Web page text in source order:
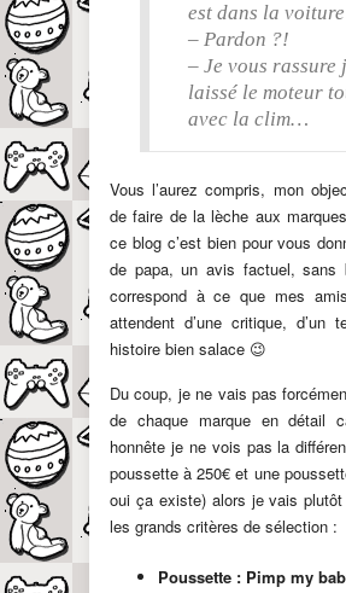
est dans la
– Pardon ?!
– Je vous rassure
laissé le moteur
avec la clim…
Vous l’aurez compris, mon
de faire de la lèche aux
ce blog c’est bien pour vous
de papa, un avis factuel, sans
correspond à ce que mes
attendent d’une critique, d’un
histoire bien salace 😉
Du coup, je ne vais pas
de chaque marque en détail
honnête je ne vois pas la
poussette à 250€ et une
oui ça existe) alors je vais
les grands critères de sélection :
Poussette : Pimp my